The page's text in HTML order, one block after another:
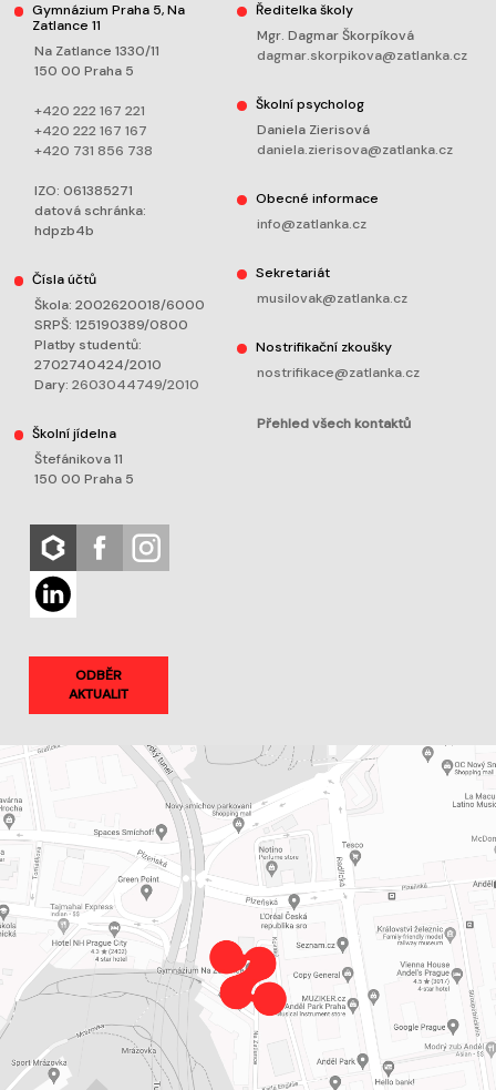
Gymnázium Praha 5, Na
Zatlance 11
Na Zatlance 1330/11
150 00 Praha 5
+420 222 167 221
+420 222 167 167
+420 731 856 738
IZO: 061385271
datová schránka:
hdpzb4b
Čísla účtů
Škola: 2002620018/6000
SRPŠ: 125190389/0800
Platby studentů:
2702740424/2010
Dary: 2603044749/2010
Školní jídelna
Štefánikova 11
150 00 Praha 5
ODBĚR
AKTUALIT
Ředitelka školy
Mgr. Dagmar Škorpíková
dagmar.skorpikova@zatlanka.cz
Školní psycholog
Daniela Zierisová
daniela.zierisova@zatlanka.cz
Obecné informace
info@zatlanka.cz
Sekretariát
musilovak@zatlanka.cz
Nostrifikační zkoušky
nostrifikace@zatlanka.cz
Přehled všech kontaktů